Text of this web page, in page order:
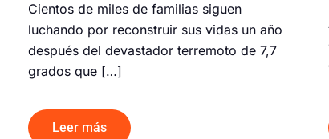
Cientos de miles de familias siguen
luchando por reconstruir sus vidas un año
después del devastador terremoto de 7,7
grados que […]
Leer más